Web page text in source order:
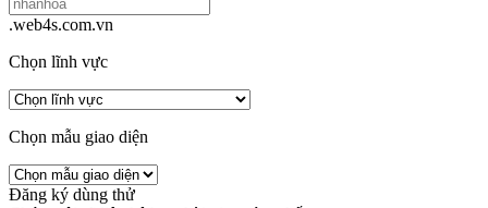
.web4s.com.vn
Chọn lĩnh vực
Chọn mẫu giao diện
Đăng ký dùng thử